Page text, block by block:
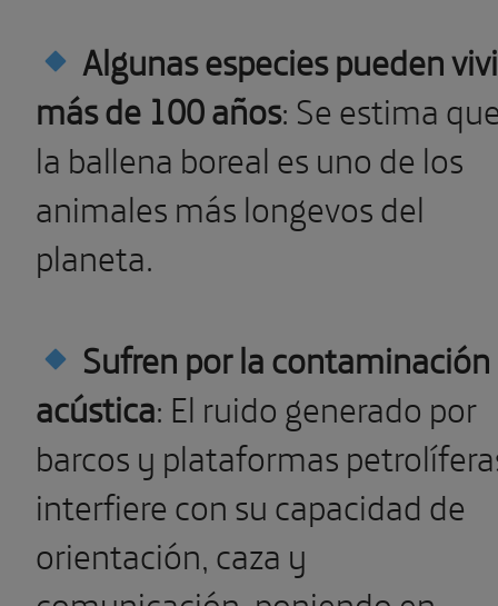
Algunas especies pueden
más de 100 años: Se estima
la ballena boreal es uno de los
animales más longevos del
planeta.
Sufren por la contaminación
acústica: El ruido generado por
barcos y plataformas
interfiere con su capacidad de
orientación, caza y